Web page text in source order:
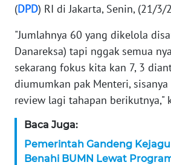
(DPD) RI di Jakarta, Senin, (21/3/
"Jumlahnya 60 yang dikelola
Danareksa) tapi nggak semua
sekarang fokus kita kan 7, 3
diumumkan pak Menteri,
review lagi tahapan berikutnya,"
Baca Juga:
Pemerintah Gandeng
Benahi BUMN Lewat
NTT
WN
KEPRI
WN
PAPUA
WN
PAPUA
BARAT